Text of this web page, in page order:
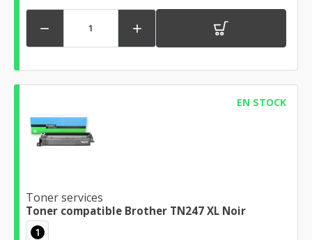
 
EN STOCK
Toner services
Toner compatible Brother TN247 XL Noir
1